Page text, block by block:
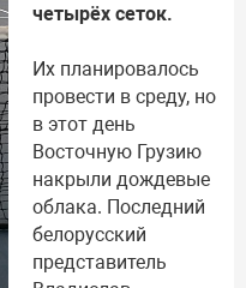
четырёх сеток.
Их планировалось
провести в среду, но
в этот день
Восточную Грузию
накрыли дождевые
облака. Последний
белорусский
представитель